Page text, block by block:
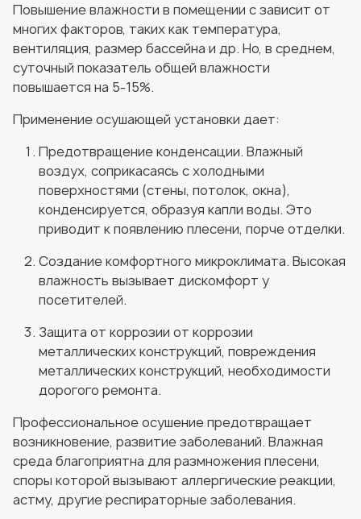
Повышение влажности в помещении с зависит от
многих факторов, таких как температура,
вентиляция, размер бассейна и др. Но, в среднем,
суточный показатель общей влажности
повышается на 5-15%.
Применение осушающей установки дает:
Предотвращение конденсации. Влажный
воздух, соприкасаясь с холодными
поверхностями (стены, потолок, окна),
конденсируется, образуя капли воды. Это
приводит к появлению плесени, порче отделки.
Создание комфортного микроклимата. Высокая
влажность вызывает дискомфорт у
посетителей.
Защита от коррозии от коррозии
металлических конструкций, повреждения
металлических конструкций, необходимости
дорогого ремонта.
Профессиональное осушение предотвращает
возникновение, развитие заболеваний. Влажная
среда благоприятна для размножения плесени,
споры которой вызывают аллергические реакции,
астму, другие респираторные заболевания.